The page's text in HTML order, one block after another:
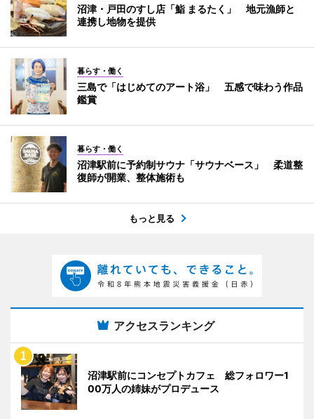
沼津・戸田のすし店「鮨 まるたく」 地元漁師と
連携し地物を提供
暮らす・働く
三島で「はじめてのアート浴」 五感で味わう作品
鑑賞
暮らす・働く
沼津駅前に予約制サウナ「サウナベース」 柔道整
復師が開業、整体施術も
もっと見る
アクセスランキング
沼津駅前にコンセプトカフェ 総フォロワー1
00万人の姉妹がプロデュース